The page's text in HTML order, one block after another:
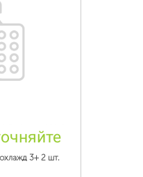
3+ 2 шт.